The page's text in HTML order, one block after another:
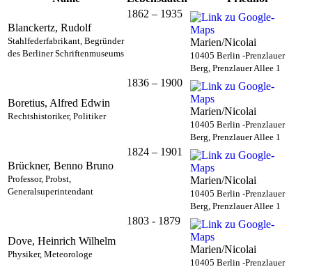
Blanckertz, Rudolf
Stahlfederfabrikant, Begründer
des Berliner Schriftenmuseums
1862 – 1935
Marien/Nicolai
10405 Berlin -Prenzlauer
Berg, Prenzlauer Allee 1
Boretius, Alfred Edwin
Rechtshistoriker, Politiker
1836 – 1900
Marien/Nicolai
10405 Berlin -Prenzlauer
Berg, Prenzlauer Allee 1
Brückner, Benno Bruno
Professor, Probst,
Generalsuperintendant
1824 – 1901
Marien/Nicolai
10405 Berlin -Prenzlauer
Berg, Prenzlauer Allee 1
Dove, Heinrich Wilhelm
Physiker, Meteorologe
1803 - 1879
Marien/Nicolai
10405 Berlin -Prenzlauer